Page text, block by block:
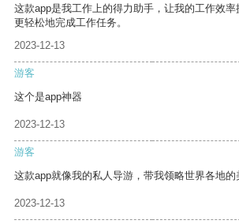
这款app是我工作上的得力助手，让我的工作效
更轻松地完成工作任务。
2023-12-13
游客
这个是app神器
2023-12-13
游客
这款app就像我的私人导游，带我领略世界各地的
2023-12-13